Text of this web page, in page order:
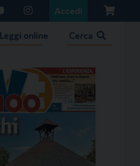
Accedi
Leggi online Cerca